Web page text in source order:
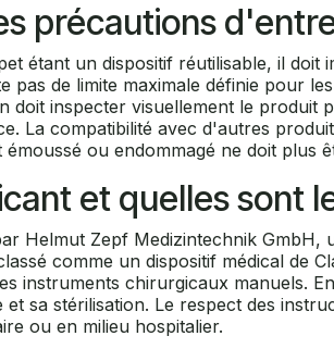
précautions
étant un dispositif réutilisable, il
pas de limite maximale définie pour
doit inspecter visuellement le
La compatibilité avec d'autres
ou endommagé ne doit plus
et quelles sont
Helmut Zepf Medizintechnik
comme un dispositif médical de
instruments chirurgicaux manuels.
sa stérilisation. Le respect des
ou en milieu hospitalier.